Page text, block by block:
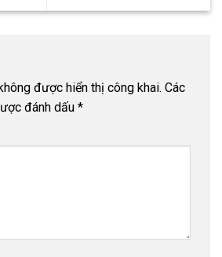
được hiển thị công khai. Các
đánh dấu *